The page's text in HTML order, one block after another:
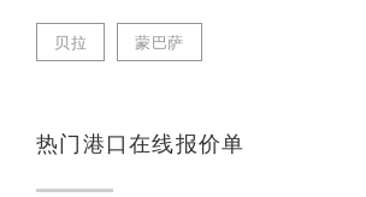
贝拉 蒙巴萨
热门港口在线报价单